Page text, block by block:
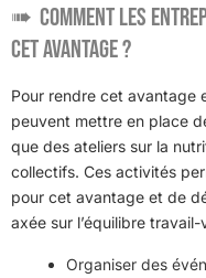
Comment les
cet avantage ?
Pour rendre cet avantage
peuvent mettre en place
que des ateliers sur la
collectifs. Ces activités
pour cet avantage et de
axée sur l’équilibre
Organiser des